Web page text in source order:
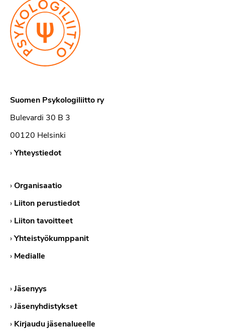
Suomen Psykologiliitto ry
Bulevardi 30 B 3
00120 Helsinki
›Yhteystiedot
›Organisaatio
› Liiton perustiedot
› Liiton tavoitteet
›Yhteistyökumppanit
› Medialle
›Jäsenyys
›Jäsenyhdistykset
› Kirjaudu jäsenalueelle